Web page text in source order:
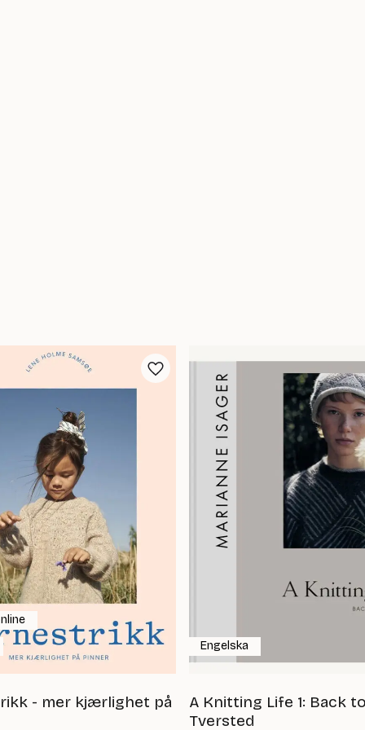
- mer kjærlighet på
A Knitting Life 1: Back
Tversted
Engelska